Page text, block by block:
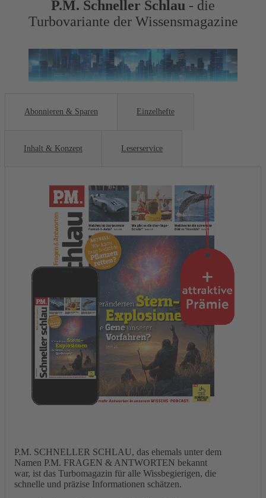
P.M. Schneller Schlau - die
Turbovariante der Wissensmagazine
Abonnieren & Sparen Einzelhefte
Inhalt & Konzept Leserservice
P.M. SCHNELLER SCHLAU, das ehemals unter dem
Namen P.M. FRAGEN & ANTWORTEN bekannt
war, ist das Turbomagazin für alle Wissbegierigen, die
schnelle und präzise Informationen schätzen.